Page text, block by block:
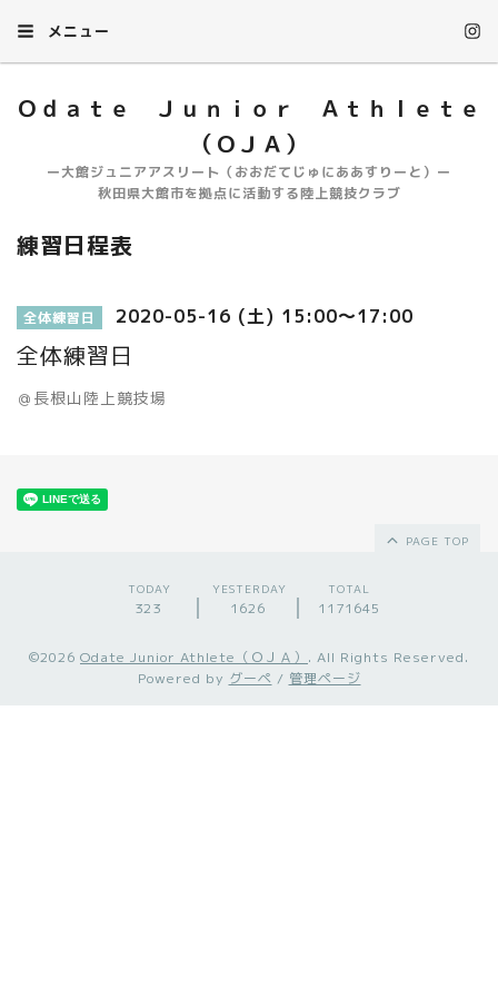
メニュー
Ｏｄａｔｅ Ｊｕｎｉｏｒ Ａｔｈｌｅｔｅ
（ＯＪＡ）
ー大館ジュニアアスリート（おおだてじゅにああすりーと）ー
秋田県大館市を拠点に活動する陸上競技クラブ
練習日程表
全体練習日 2020-05-16 (土) 15:00～17:00
全体練習日
＠長根山陸上競技場
PAGE TOP
TODAY
323
YESTERDAY
1626
TOTAL
1171645
©2026 Odate Junior Athlete（ＯＪＡ） . All Rights Reserved.
Powered by グーペ / 管理ページ